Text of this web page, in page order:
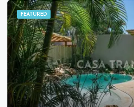
FEATURED